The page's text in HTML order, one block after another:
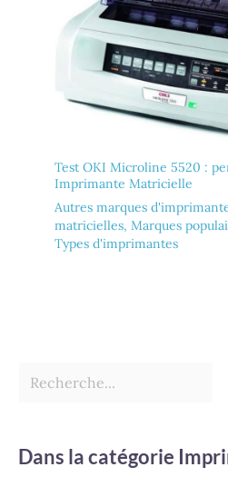
Test OKI Microline 5520 :
Imprimante Matricielle
Autres marques
matricielles, Marques
Types d'imprimantes
Dans la catégorie